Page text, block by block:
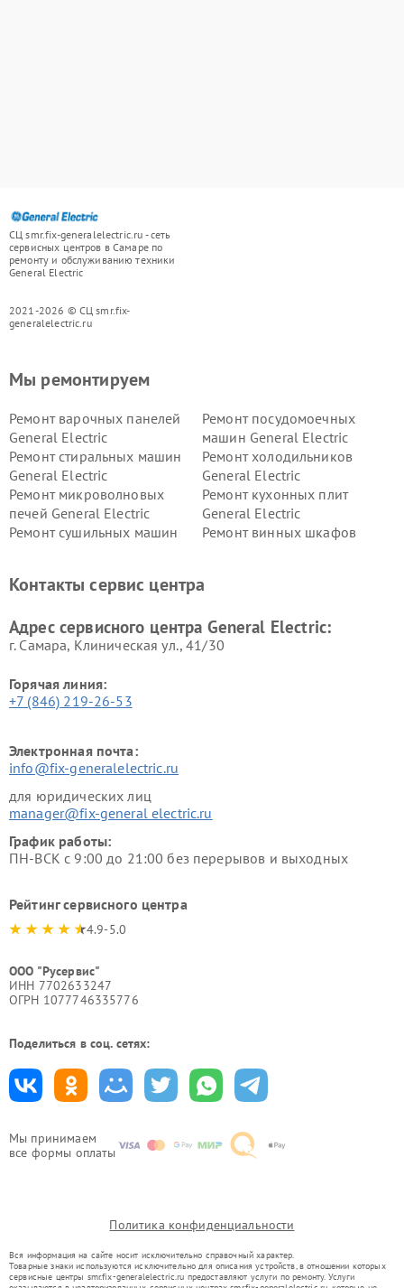
СЦ smr.fix-generalelectric.ru - сеть
сервисных центров в Самаре по
ремонту и обслуживанию техники
General Electric
2021-2026 © СЦ smr.fix-
generalelectric.ru
Мы принимаем
все формы оплаты
Мы ремонтируем
Ремонт варочных панелей
General Electric
Ремонт посудомоечных
машин General Electric
Ремонт стиральных машин
General Electric
Ремонт холодильников
General Electric
Ремонт микроволновых
печей General Electric
Ремонт кухонных плит
General Electric
Ремонт сушильных машин
Ремонт винных шкафов
Electric
General Electric
Контакты сервис центра
Адрес сервисного центра General Electric:
г. Самара, Клиническая ул., 41/30
Горячая линия:
+7 (846) 219-26-53
Электронная почта:
info@fix-generalelectric.ru
для юридических лиц
manager@fix-general electric.ru
График работы:
ПН-ВСК с 9:00 до 21:00 без перерывов и выходных
Рейтинг сервисного центра
4.9-5.0
ООО "Русервис"
ИНН 7702633247
ОГРН 1077746335776
Поделиться в соц. сетях:
Политика конфиденциальности
Вся информация на сайте носит исключительно справочный характер.
Товарные знаки используются исключительно для описания устройств, в отношении которых
сервисные центры smr.fix-generalelectric.ru предоставляют услуги по ремонту. Услуги